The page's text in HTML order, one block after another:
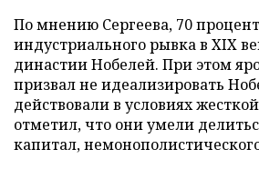
По мнению Сергеева, 70
индустриального рывка в XIX
династии Нобелей. При этом
призвал не идеализировать
действовали в условиях
отметил, что они умели
капитал,